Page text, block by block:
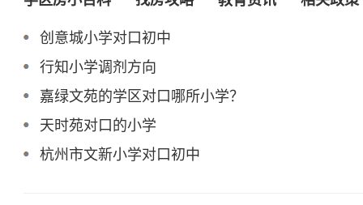
创意城小学对口初中
行知小学调剂方向
嘉绿文苑的学区对口哪所小学？
天时苑对口的小学
杭州市文新小学对口初中